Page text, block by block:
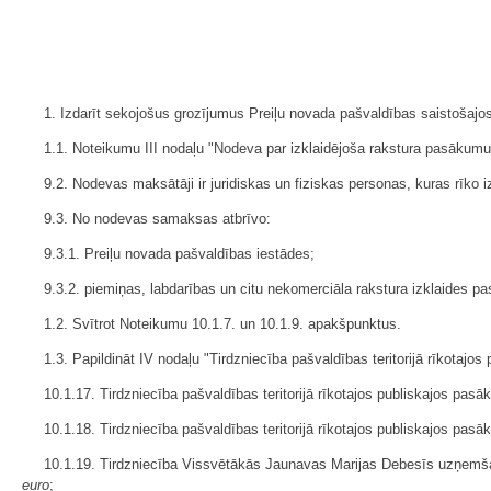
1. Izdarīt sekojošus grozījumus Preiļu novada pašvaldības
1.1. Noteikumu III nodaļu "Nodeva par izklaidējoša rakstura
9.2. Nodevas maksātāji ir juridiskas un fiziskas personas, kuras rīko
9.3. No nodevas samaksas atbrīvo:
9.3.1. Preiļu novada pašvaldības iestādes;
9.3.2. piemiņas, labdarības un citu nekomerciāla rakstura izklaides
1.2. Svītrot Noteikumu 10.1.7. un 10.1.9. apakšpunktus.
1.3. Papildināt IV nodaļu "Tirdzniecība pašvaldības teritorijā
10.1.17. Tirdzniecība pašvaldības teritorijā rīkotajos publiskajos
10.1.18. Tirdzniecība pašvaldības teritorijā rīkotajos publiskajos
10.1.19. Tirdzniecība Vissvētākās Jaunavas Marijas Debesīs
euro;